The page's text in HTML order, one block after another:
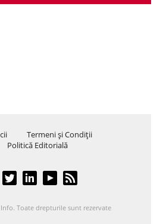
Termeni şi Condiţii
Politică Editorială
Toate drepturile sunt rezervate